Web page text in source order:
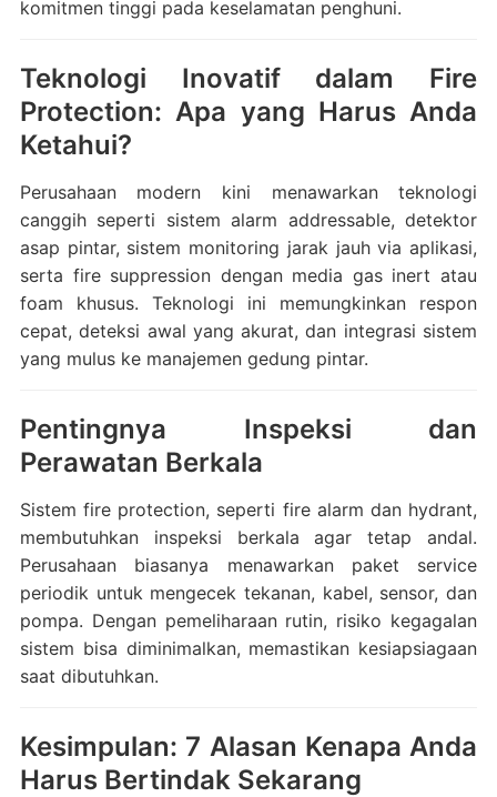
komitmen tinggi pada keselamatan penghuni.
Teknologi Inovatif dalam Fire
Protection: Apa yang Harus Anda
Ketahui?
Perusahaan modern kini menawarkan teknologi
canggih seperti sistem alarm addressable, detektor
asap pintar, sistem monitoring jarak jauh via aplikasi,
serta fire suppression dengan media gas inert atau
foam khusus. Teknologi ini memungkinkan respon
cepat, deteksi awal yang akurat, dan integrasi sistem
yang mulus ke manajemen gedung pintar.
Pentingnya Inspeksi dan
Perawatan Berkala
Sistem fire protection, seperti fire alarm dan hydrant,
membutuhkan inspeksi berkala agar tetap andal.
Perusahaan biasanya menawarkan paket service
periodik untuk mengecek tekanan, kabel, sensor, dan
pompa. Dengan pemeliharaan rutin, risiko kegagalan
sistem bisa diminimalkan, memastikan kesiapsiagaan
saat dibutuhkan.
Kesimpulan: 7 Alasan Kenapa Anda
Harus Bertindak Sekarang